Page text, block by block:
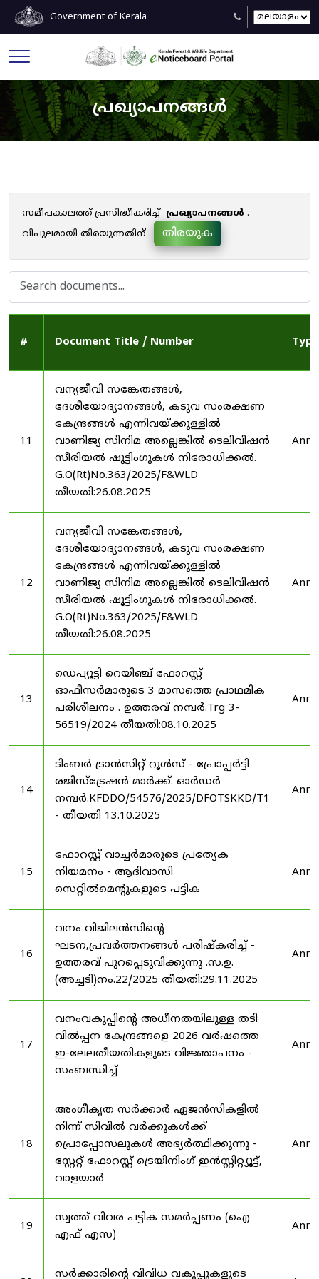
Government of Kerala
പ്രഖ്യാപനങ്ങൾ
സമീപകാലത്ത് പ്രസിദ്ധീകരിച്ച് പ്രഖ്യാപനങ്ങൾ .
വിപുലമായി തിരയുന്നതിന്
തിരയുക
# Document Title / Number Type
11
വന്യജീവി സങ്കേതങ്ങൾ,
ദേശീയോദ്യാനങ്ങൾ, കടുവ സംരക്ഷണ
കേന്ദ്രങ്ങൾ എന്നിവയ്ക്കുള്ളിൽ
വാണിജ്യ സിനിമ അല്ലെങ്കിൽ ടെലിവിഷൻ
സീരിയൽ ഷൂട്ടിംഗുകൾ നിരോധിക്കൽ.
G.O(Rt)No.363/2025/F&WLD
തീയതി:26.08.2025
12
വന്യജീവി സങ്കേതങ്ങൾ,
ദേശീയോദ്യാനങ്ങൾ, കടുവ സംരക്ഷണ
കേന്ദ്രങ്ങൾ എന്നിവയ്ക്കുള്ളിൽ
വാണിജ്യ സിനിമ അല്ലെങ്കിൽ ടെലിവിഷൻ
സീരിയൽ ഷൂട്ടിംഗുകൾ നിരോധിക്കൽ.
G.O(Rt)No.363/2025/F&WLD
തീയതി:26.08.2025
13
ഡെപ്യൂട്ടി റെയിഞ്ച് ഫോറസ്റ്റ്
ഓഫീസർമാരുടെ 3 മാസത്തെ പ്രാഥമിക
പരിശീലനം . ഉത്തരവ് നമ്പർ.Trg 3-
56519/2024 തീയതി:08.10.2025
14
ടിംബർ ട്രാൻസിറ്റ് റൂൾസ് - പ്രോപ്പർട്ടി
രജിസ്ട്രേഷൻ മാർക്ക്. ഓർഡർ
നമ്പർ.KFDDO/54576/2025/DFOTSKKD/T1
- തീയതി 13.10.2025
15
ഫോറസ്റ്റ് വാച്ചർമാരുടെ പ്രത്യേക
നിയമനം - ആദിവാസി
സെറ്റിൽമെന്റുകളുടെ പട്ടിക
16
വനം വിജിലൻസിന്റെ
ഘടന,പ്രവർത്തനങ്ങൾ പരിഷ്കരിച്ച് -
ഉത്തരവ് പുറപ്പെടുവിക്കുന്നു .സ.ഉ.
(അച്ചടി)നം.22/2025 തീയതി:29.11.2025
17
വനംവകുപ്പിന്റെ അധീനതയിലുള്ള തടി
വിൽപ്പന കേന്ദ്രങ്ങളെ 2026 വർഷത്തെ
ഇ-ലേലതീയതികളുടെ വിജ്ഞാപനം -
സംബന്ധിച്ച്
18
അംഗീകൃത സർക്കാർ ഏജൻസികളിൽ
നിന്ന് സിവിൽ വർക്കുകൾക്ക്
പ്രൊപ്പോസലുകൾ അഭ്യർത്ഥിക്കുന്നു -
സ്റ്റേറ്റ് ഫോറസ്റ്റ് ട്രെയിനിംഗ് ഇൻസ്റ്റിറ്റ്യൂട്ട്,
വാളയാർ
19
സ്വത്ത് വിവര പട്ടിക സമർപ്പണം (ഐ
എഫ് എസ)
സർക്കാരിന്റെ വിവിധ വകുപ്പുകളുടെ